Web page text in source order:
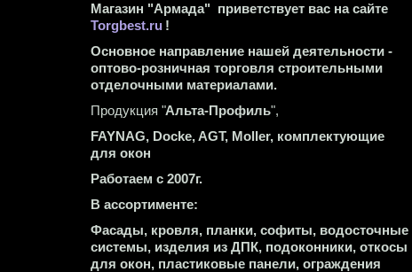
Магазин "Армада"  приветствует вас на сайте
Torgbest.ru !
Основное направление нашей деятельности -
оптово-розничная торговля строительными
отделочными материалами.
Продукция "Альта-Профиль",
FAYNAG, Docke, AGT, Moller, комплектующие
для окон
Работаем с 2007г.
В ассортименте:
Фасады, кровля, планки, софиты, водосточные
системы, изделия из ДПК, подоконники, откосы
для окон, пластиковые панели, ограждения